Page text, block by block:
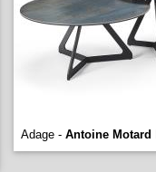
Adage - Antoine Motard